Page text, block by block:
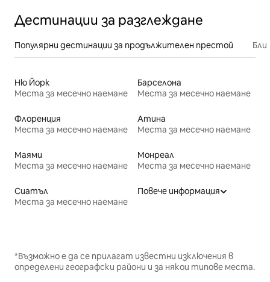
Дестинации за разглеждане
Популярни дестинации за продължителен престой
Ню Йорк
Места за месечно наемане
Барселона
Места за месечно наемане
Флоренция
Места за месечно наемане
Атина
Места за месечно наемане
Маями
Места за месечно наемане
Монреал
Места за месечно наемане
Сиатъл
Места за месечно наемане
Повече информация
*Възможно е да се прилагат известни изключения в
определени географски райони и за някои типове места.